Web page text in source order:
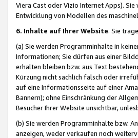
Viera Cast oder Vizio Internet Apps).
Entwicklung von Modellen des
6. Inhalte auf Ihrer Website. Sie
(a) Sie werden Programminhalte in
Informationen; Sie dürfen aus einer
erhalten bleiben bzw. aus Text
Kürzung nicht sachlich falsch oder
auf eine Informationsseite auf einer
Bannern); ohne Einschränkung der
Besucher Ihrer Website unsichtbar,
(b) Sie werden Programminhalte bzw.
anzeigen, weder verkaufen noch